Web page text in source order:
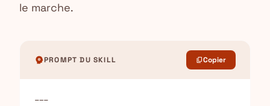
le marche.
psychologyPROMPT DU SKILL content_copyCopier
---